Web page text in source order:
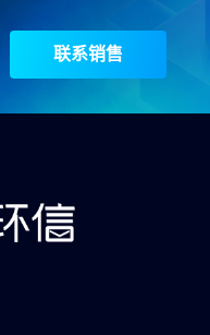
联系销售